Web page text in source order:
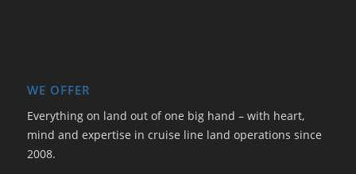
WE OFFER
Everything on land out of one big hand – with heart,
mind and expertise in cruise line land operations since
2008.